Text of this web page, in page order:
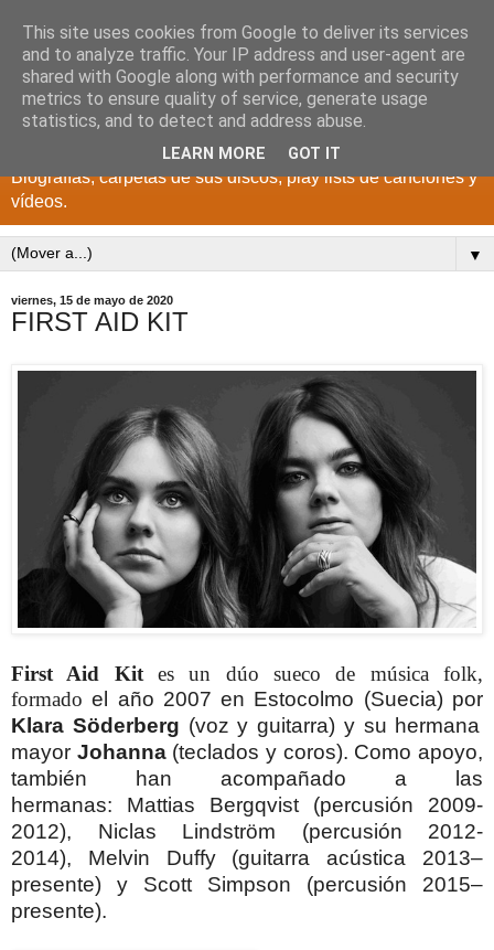
DISCOS PARA EL
RECUERDO
CANTANTES Y GRUPOS DE LOS AÑOS 1950 a 2022.
Biografías, carpetas de sus discos, play lists de canciones y
vídeos.
▼
viernes, 15 de mayo de 2020
FIRST AID KIT
First Aid Kit es un dúo sueco de música folk,
formadoel año 2007 en Estocolmo (Suecia) por
Klara Söderberg (voz y guitarra) y su hermana
mayor Johanna(teclados y coros). Como apoyo,
también han acompañado a las
hermanas: Mattias Bergqvist (percusión 2009-
2012), Niclas Lindström (percusión 2012-
2014), Melvin Duffy (guitarra acústica 2013–
presente) y Scott Simpson (percusión 2015–
presente).
This site uses cookies from Google to deliver its services
and to analyze traffic. Your IP address and user-agent are
shared with Google along with performance and security
metrics to ensure quality of service, generate usage
statistics, and to detect and address abuse.
LEARN MORE GOT IT